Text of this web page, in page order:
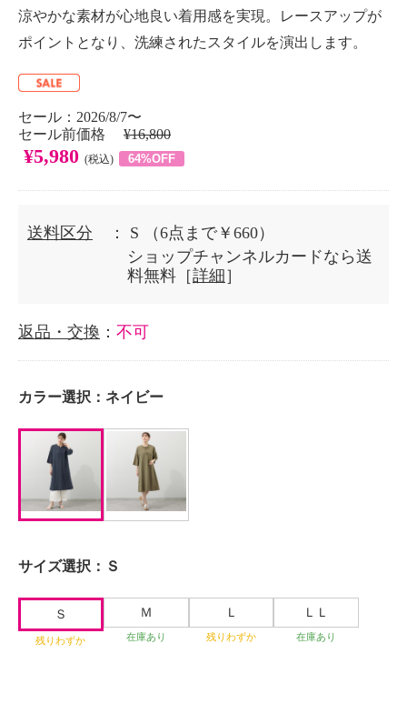
涼やかな素材が心地良い着用感を実現。レースアップが
ポイントとなり、洗練されたスタイルを演出します。
セール：2026/8/7〜
セール前価格 ¥16,800
¥5,980 (税込) 64%OFF
送料区分 ： S
（6点まで￥660）
ショップチャンネルカードなら送
料無料［詳細 ］
返品・交換 ： 不可
カラー選択： ネイビー
サイズ選択： Ｓ
Ｓ
残りわずか
Ｍ
在庫あり
Ｌ
残りわずか
ＬＬ
在庫あり